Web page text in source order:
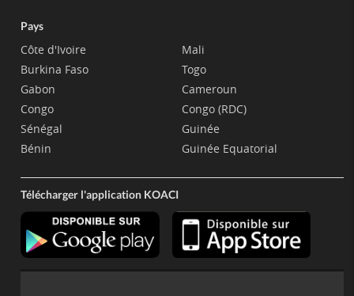
Pays
Côte d'Ivoire
Burkina Faso
Gabon
Congo
Sénégal
Bénin
Mali
Togo
Cameroun
Congo (RDC)
Guinée
Guinée Equatorial
Télécharger l'application KOACI